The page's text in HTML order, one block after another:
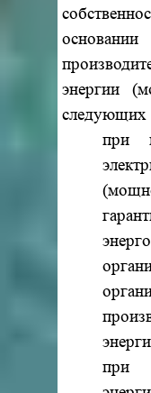
энергии
следующих
при
при